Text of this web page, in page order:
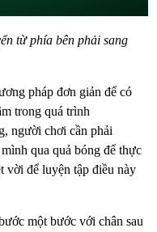
từ phía bên phải sang
pháp đơn giản để có
trong quá trình
người chơi cần phải
qua quả bóng để thực
vời để luyện tập điều này
một bước với chân sau